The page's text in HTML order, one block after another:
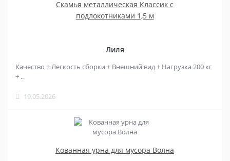
Скамья металлическая Классик с
подлокотниками 1,5 м
Лиля
Качество + Легкость сборки + Внешний вид + Нагрузка 200 кг
+ ..
19.05.2026
Кованная урна для мусора Волна